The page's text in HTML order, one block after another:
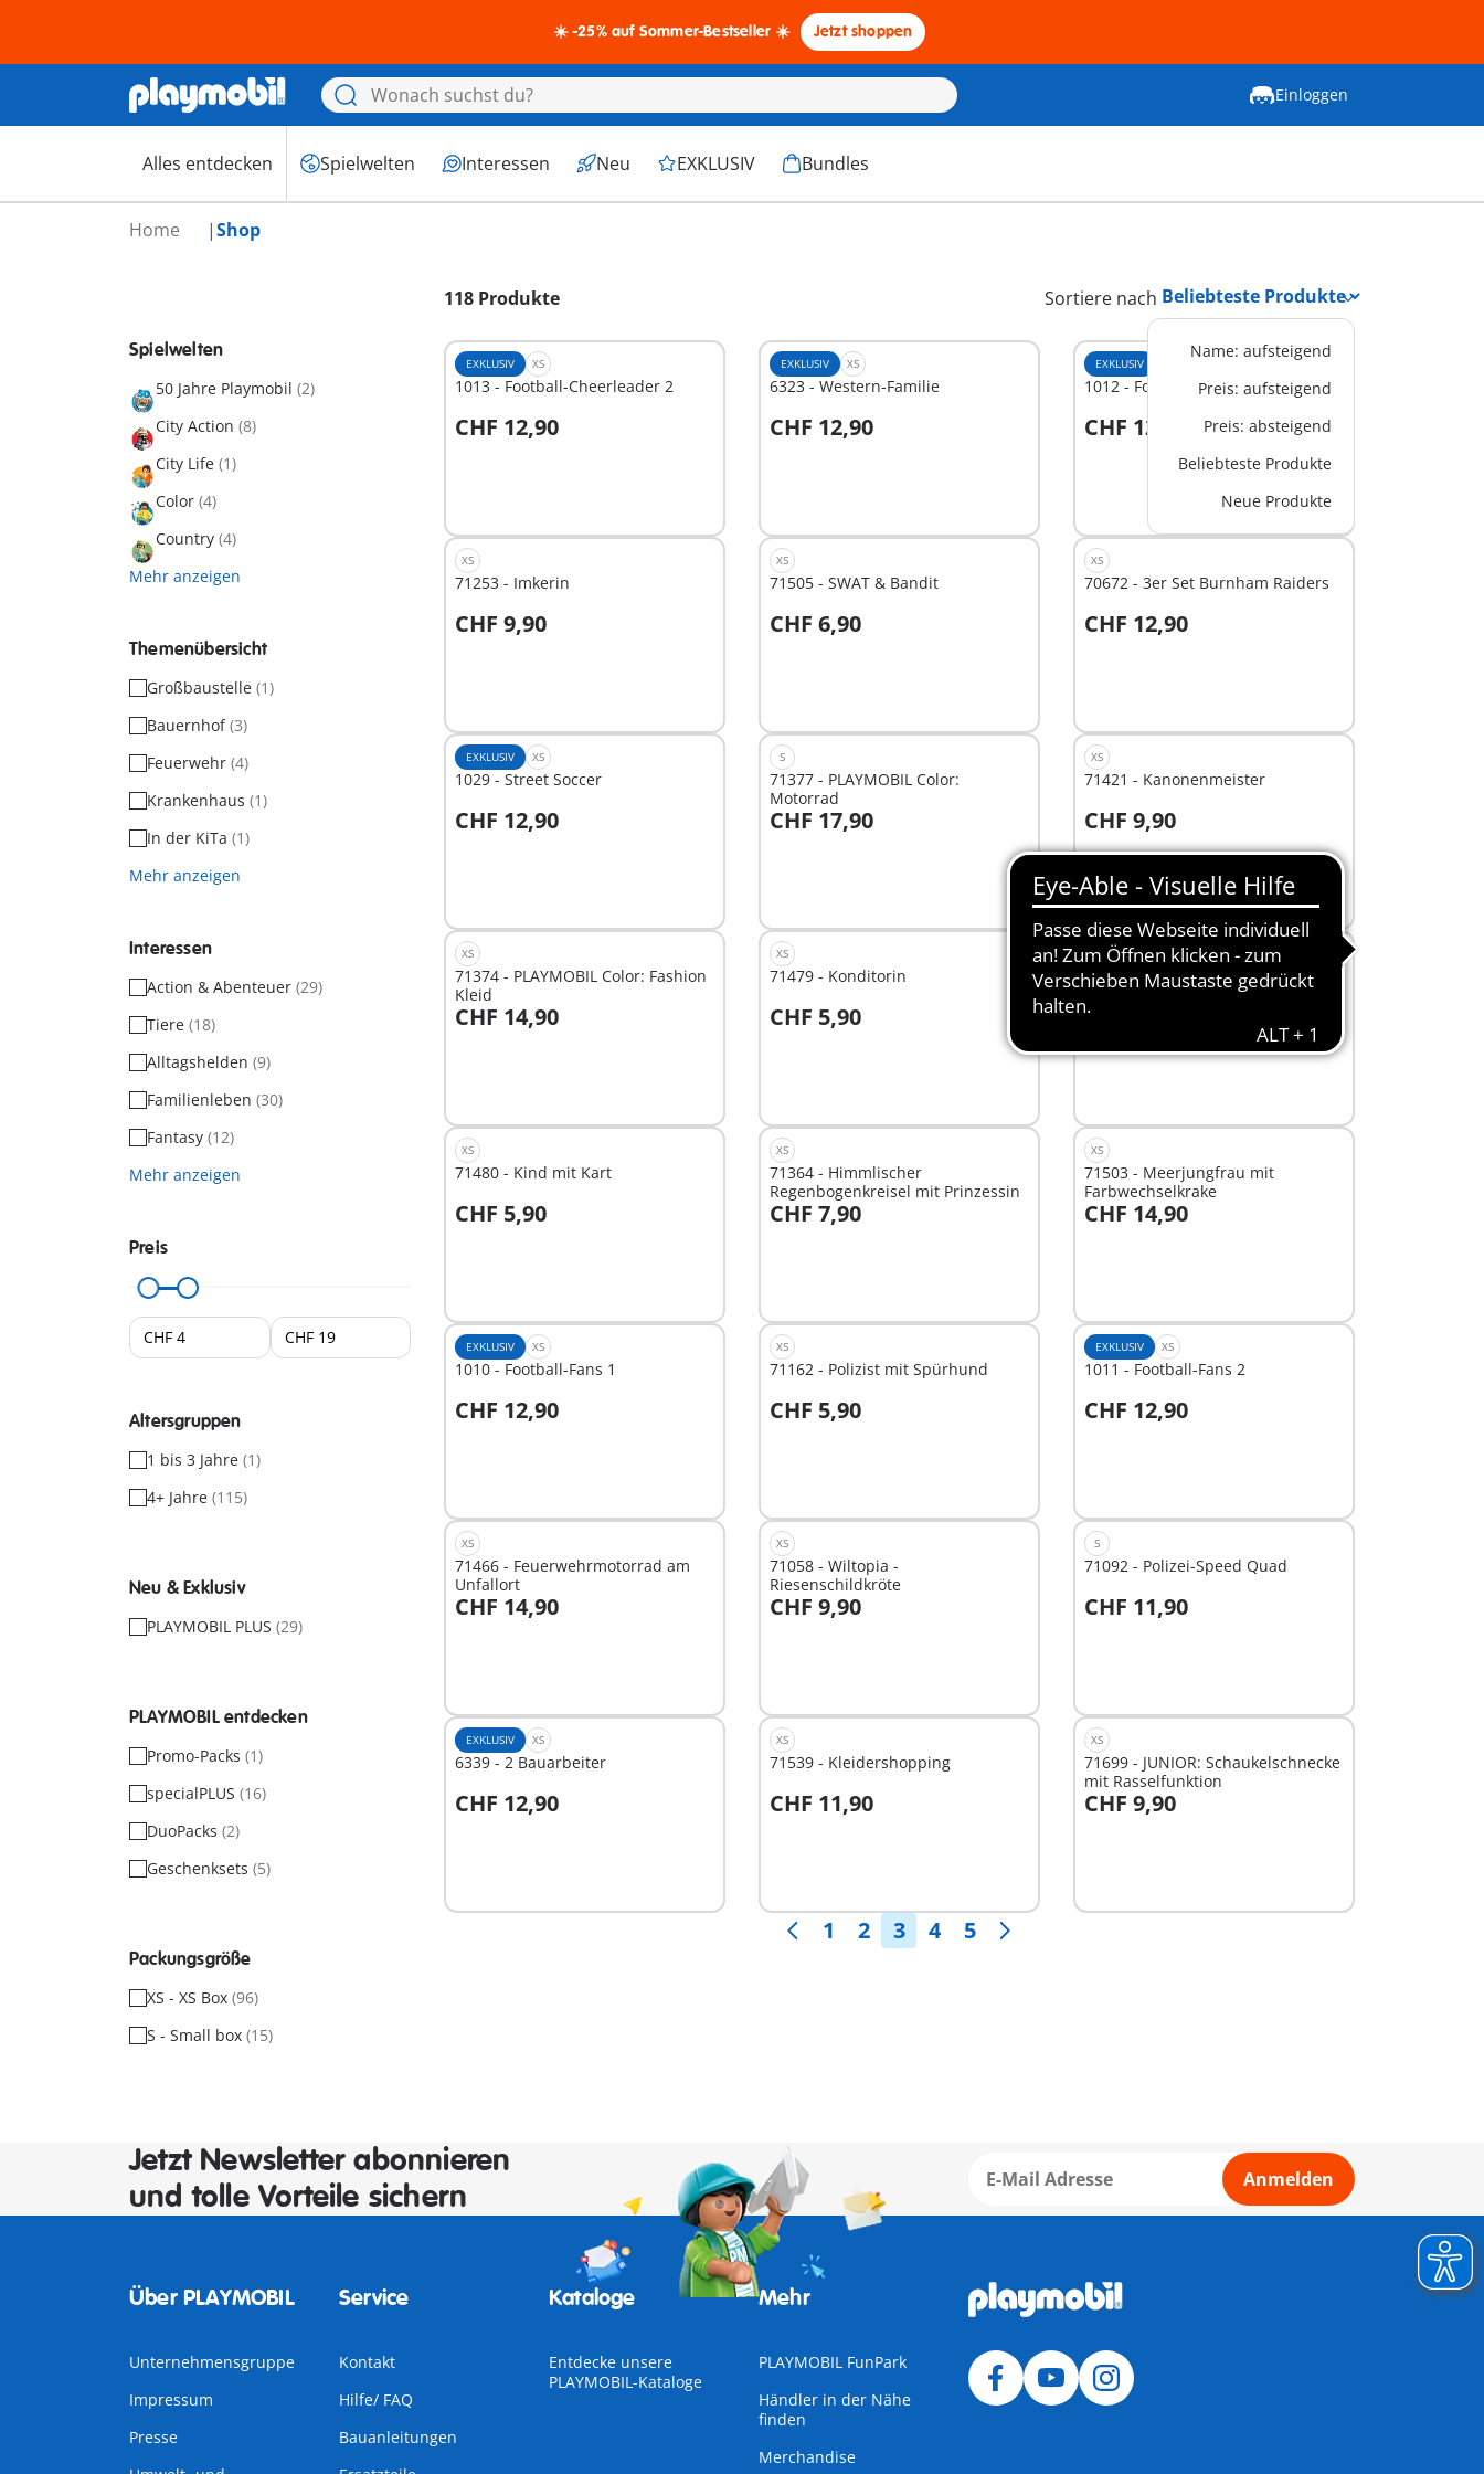
☀️ -25% auf Sommer-Bestseller ☀️ Jetzt shoppen
Einloggen
Alles entdecken Spielwelten Interessen Neu EXKLUSIV Bundles
Home Shop
118 Produkte Sortiere nach
Name: aufsteigend
Preis: aufsteigend
Preis: absteigend
Beliebteste Produkte
Neue Produkte
Spielwelten
50 Jahre Playmobil (2)
City Action (8)
City Life (1)
Color (4)
Country (4)
Mehr anzeigen
Themenübersicht
Großbaustelle (1)
Bauernhof(3)
Feuerwehr (4)
Krankenhaus (1)
In der KiTa (1)
Mehr anzeigen
Interessen
Action & Abenteuer (29)
Tiere (18)
Alltagshelden (9)
Familienleben (30)
Fantasy (12)
Mehr anzeigen
Preis
Altersgruppen
1 bis 3 Jahre (1)
4+ Jahre (115)
Neu & Exklusiv
PLAYMOBIL PLUS (29)
PLAYMOBIL entdecken
Promo-Packs (1)
specialPLUS (16)
DuoPacks (2)
Geschenksets (5)
Packungsgröße
XS - XS Box (96)
S - Small box (15)
EXKLUSIV XS
1013 - Football-Cheerleader 2
CHF 12,90
In den Warenkorb
EXKLUSIV XS
6323 - Western-Familie
CHF 12,90
In den Warenkorb
EXKLUSIV
1012 - Football-Cheerleader 1
CHF 12,90
In den Warenkorb
XS
71253 - Imkerin
CHF 9,90
In den Warenkorb
XS
71505 - SWAT & Bandit
CHF 6,90
In den Warenkorb
XS
70672 - 3er Set Burnham Raiders
CHF 12,90
In den Warenkorb
EXKLUSIV XS
1029 - Street Soccer
CHF 12,90
In den Warenkorb
S
71377 - PLAYMOBIL Color:
Motorrad
CHF 17,90
In den Warenkorb
XS
71421 - Kanonenmeister
CHF 9,90
In den Warenkorb
XS
71374 - PLAYMOBIL Color: Fashion
Kleid
CHF 14,90
In den Warenkorb
XS
71479 - Konditorin
CHF 5,90
In den Warenkorb
XS
71467 - Feuerwehr-Tierrettung
CHF 11,90
XS
71480 - Kind mit Kart
CHF 5,90
In den Warenkorb
XS
71364 - Himmlischer
Regenbogenkreisel mit Prinzessin
CHF 7,90
In den Warenkorb
XS
71503 - Meerjungfrau mit
Farbwechselkrake
CHF 14,90
In den Warenkorb
EXKLUSIV XS
1010 - Football-Fans 1
CHF 12,90
In den Warenkorb
XS
71162 - Polizist mit Spürhund
CHF 5,90
In den Warenkorb
EXKLUSIV XS
1011 - Football-Fans 2
CHF 12,90
In den Warenkorb
XS
71466 - Feuerwehrmotorrad am
Unfallort
CHF 14,90
In den Warenkorb
XS
71058 - Wiltopia -
Riesenschildkröte
CHF 9,90
In den Warenkorb
S
71092 - Polizei-Speed Quad
CHF 11,90
In den Warenkorb
EXKLUSIV XS
6339 - 2 Bauarbeiter
CHF 12,90
In den Warenkorb
XS
71539 - Kleidershopping
CHF 11,90
In den Warenkorb
XS
71699 - JUNIOR: Schaukelschnecke
mit Rasselfunktion
CHF 9,90
In den Warenkorb
1 2 3 4 5
Jetzt Newsletter abonnieren
und tolle Vorteile sichern
Anmelden
Über PLAYMOBIL
Unternehmensgruppe
Impressum
Presse
Service
Kontakt
Hilfe/ FAQ
Bauanleitungen
Kataloge
Entdecke unsere
PLAYMOBIL-Kataloge
Mehr
PLAYMOBIL FunPark
Händler in der Nähe
finden
Merchandise